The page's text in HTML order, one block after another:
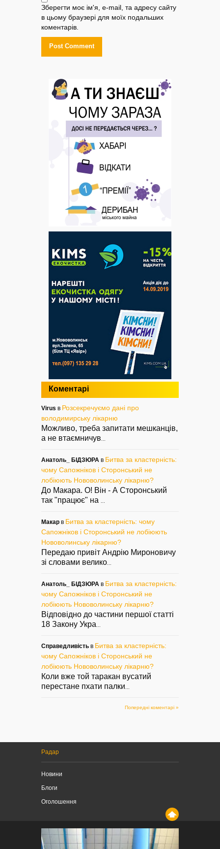
Зберегти моє ім'я, e-mail, та адресу сайту
в цьому браузері для моїх подальших
коментарів.
Коментарі
Virus в Розсекречуємо дані про
володимирську лікарню
Можливо, треба запитати мешканців,
а не втаємничув...
Анатоль_ БІДЗЮРА в Битва за кластерність:
чому Сапожніков і Сторонський не
лобіюють Нововолинську лікарню?
До Макара. О! Він - А Сторонський
так "працює" на ...
Макар в Битва за кластерність: чому
Сапожніков і Сторонський не лобіюють
Нововолинську лікарню?
Передаю привіт Андрію Мироновичу
зі словами велико...
Анатоль_ БІДЗЮРА в Битва за кластерність:
чому Сапожніков і Сторонський не
лобіюють Нововолинську лікарню?
Відповідно до частини першої статті
18 Закону Укра...
Справедливість в Битва за кластерність:
чому Сапожніков і Сторонський не
лобіюють Нововолинську лікарню?
Коли вже той таракан вусатий
перестане пхати палки...
Попередні коментарі »
Радар
Новини
Блоги
Оголошення